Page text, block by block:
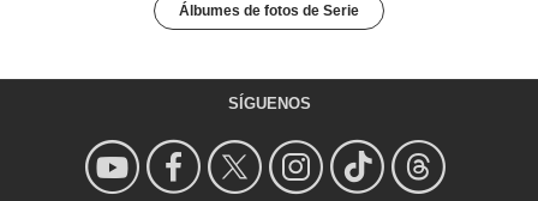
Álbumes de fotos de Serie
SÍGUENOS